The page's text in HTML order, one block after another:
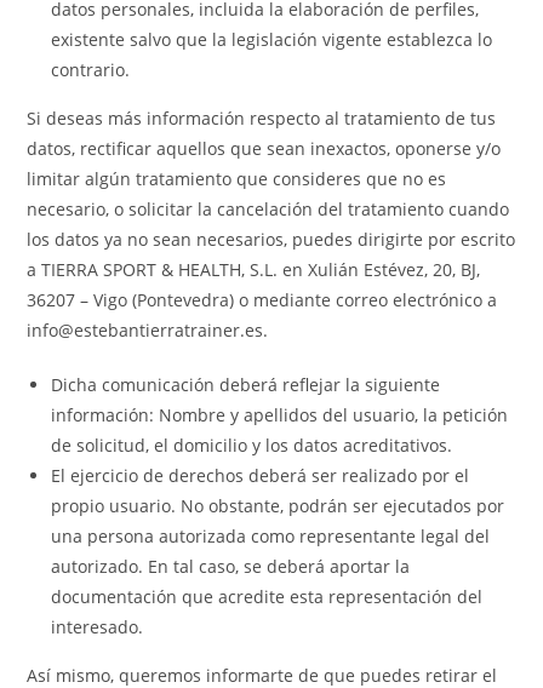
datos personales, incluida la elaboración de perfiles,
existente salvo que la legislación vigente establezca lo
contrario.
Si deseas más información respecto al tratamiento de tus
datos, rectificar aquellos que sean inexactos, oponerse y/o
limitar algún tratamiento que consideres que no es
necesario, o solicitar la cancelación del tratamiento cuando
los datos ya no sean necesarios, puedes dirigirte por escrito
a TIERRA SPORT & HEALTH, S.L. en Xulián Estévez, 20, BJ,
36207 – Vigo (Pontevedra) o mediante correo electrónico a
info@estebantierratrainer.es.
Dicha comunicación deberá reflejar la siguiente
información: Nombre y apellidos del usuario, la petición
de solicitud, el domicilio y los datos acreditativos.
El ejercicio de derechos deberá ser realizado por el
propio usuario. No obstante, podrán ser ejecutados por
una persona autorizada como representante legal del
autorizado. En tal caso, se deberá aportar la
documentación que acredite esta representación del
interesado.
Así mismo, queremos informarte de que puedes retirar el